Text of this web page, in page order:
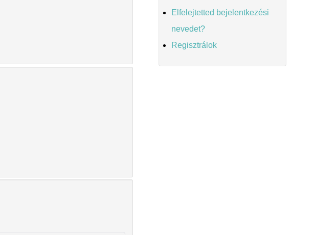
Elfelejtetted bejelentkezési
nevedet?
Regisztrálok